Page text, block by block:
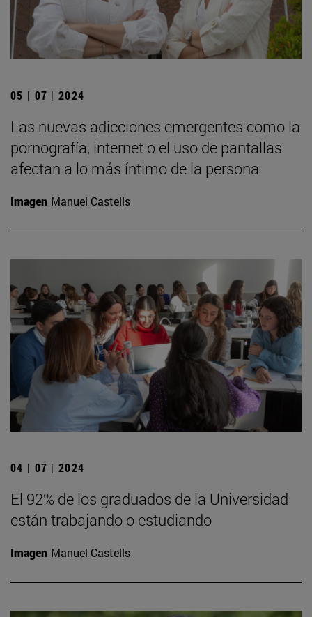
05 | 07 | 2024
Las nuevas adicciones emergentes como la
pornografía, internet o el uso de pantallas
afectan a lo más íntimo de la persona
Imagen Manuel Castells
04 | 07 | 2024
El 92% de los graduados de la Universidad
están trabajando o estudiando
Imagen Manuel Castells